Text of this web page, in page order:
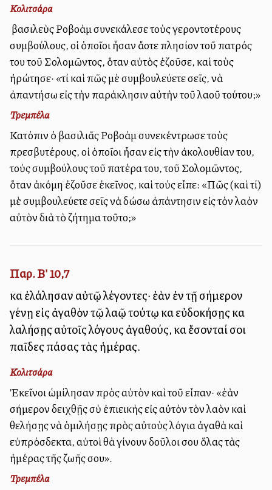
Κολιτσάρα
Ὁ βασιλεὺς Ροβοὰμ συνεκάλεσε τοὺς γεροντοτέρους
συμβούλους, οἱ ὁποῖοι ἦσαν ἄλλοτε πλησίον τοῦ πατρός
του τοῦ Σολομῶντος, ὅταν αὐτὸς ἐζοῦσε, καὶ τοὺς
ἠρώτησε· «τί καὶ πῶς μὲ συμβουλεύετε σεῖς, νὰ
ἀπαντήσω εἰς τὴν παράκλησιν αὐτὴν τοῦ λαοῦ τούτου;»
Τρεμπέλα
Κατόπιν ὁ βασιλιᾶς Ροβοὰμ συνεκέντρωσε τοὺς
πρεσβυτέρους, οἱ ὁποῖοι ἦσαν εἰς τὴν ἀκολουθίαν του,
τοὺς συμβούλους τοῦ πατέρα του, τοῦ Σολομῶντος,
ὅταν ἀκόμη ἐζοῦσε ἐκεῖνος, καὶ τοὺς εἶπε: «Πῶς (καὶ τί)
μὲ συμβουλεύετε σεῖς νὰ δώσω ἀπάντησιν εἰς τὸν λαὸν
αὐτὸν διὰ τὸ ζήτημα τοῦτο;»
Παρ. Β' 10,7
καὶ ἐλάλησαν αὐτῷ λέγοντες· ἐὰν ἐν τῇ σήμερον
γένῃ εἰς ἀγαθὸν τῷ λαῷ τούτῳ καὶ εὐδοκήσῃς καὶ
λαλήσῃς αὐτοῖς λόγους ἀγαθούς, καὶ ἔσονταί σοι
παῖδες πάσας τὰς ἡμέρας.
Κολιτσάρα
Ἐκεῖνοι ὡμίλησαν πρὸς αὐτὸν καὶ τοῦ εἶπαν· «ἐὰν
σήμερον δειχθῇς σὺ ἐπιεικὴς εἰς αὐτὸν τὸν λαὸν καὶ
θελήσῃς νὰ ὁμιλήσῃς πρὸς αὐτοὺς λόγια ἀγαθὰ καὶ
εὐπρόσδεκτα, αὐτοὶ θὰ γίνουν δοῦλοι σου ὅλας τὰς
ἡμέρας τῆς ζωῆς σου».
Τρεμπέλα